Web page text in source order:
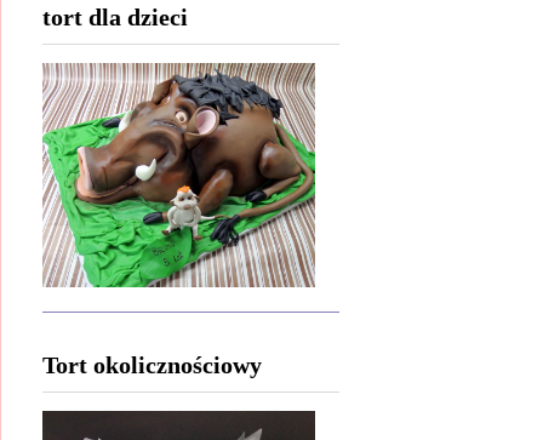
tort dla dzieci
Tort okolicznościowy